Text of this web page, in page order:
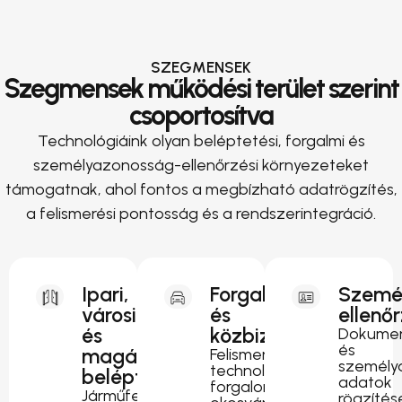
SZEGMENSEK
Szegmensek működési terület szerint
csoportosítva
Technológiáink olyan beléptetési, forgalmi és
személyazonosság-ellenőrzési környezeteket
támogatnak, ahol fontos a megbízható adatrögzítés,
a felismerési pontosság és a rendszerintegráció.
Ipari,
városi
és
magánterületi
beléptetés
Járműfelismerés
Forgalomirányítás
és
közbiztonság
Felismerési
technológia
forgalomfigyeléshez,
és
adatok